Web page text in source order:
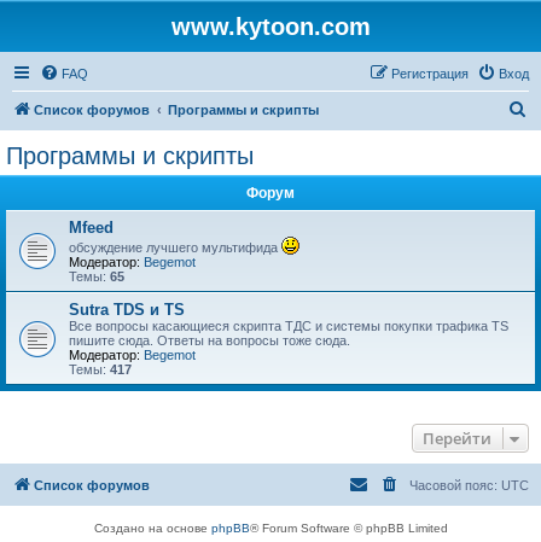
www.kytoon.com
FAQ Вход
Регистрация
Список форумов Программы и скрипты
Программы и скрипты
Форум
Mfeed
обсуждение лучшего мультифида
Модератор: Begemot
Темы: 65
Sutra TDS и TS
Все вопросы касающиеся скрипта ТДС и системы покупки трафика TS
пишите сюда. Ответы на вопросы тоже сюда.
Модератор: Begemot
Темы: 417
Перейти
Список форумов Часовой пояс: UTC
Создано на основе phpBB® Forum Software © phpBB Limited